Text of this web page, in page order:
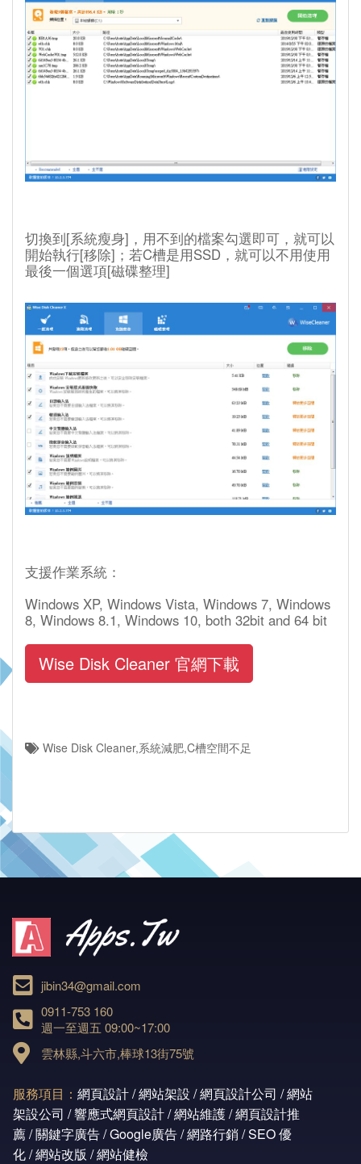
切換到[系統瘦身]，用不到的檔案勾選即可，就可以
開始執行[移除]；若C槽是用SSD，就可以不用使用
最後一個選項[磁碟整理]
支援作業系統：
Windows XP, Windows Vista, Windows 7, Windows
8, Windows 8.1, Windows 10, both 32bit and 64 bit
Wise Disk Cleaner 官網下載
Wise Disk Cleaner,系統減肥,C槽空間不足
jibin34@gmail.com
0911-753 160
週一至週五 09:00~17:00
雲林縣,斗六市,棒球13街75號
服務項目： 網頁設計 / 網站架設 / 網頁設計公司 / 網站
架設公司 / 響應式網頁設計 / 網站維護 / 網頁設計推
薦 / 關鍵字廣告 / Google廣告 / 網路行銷 / SEO 優
化 / 網站改版 / 網站健檢